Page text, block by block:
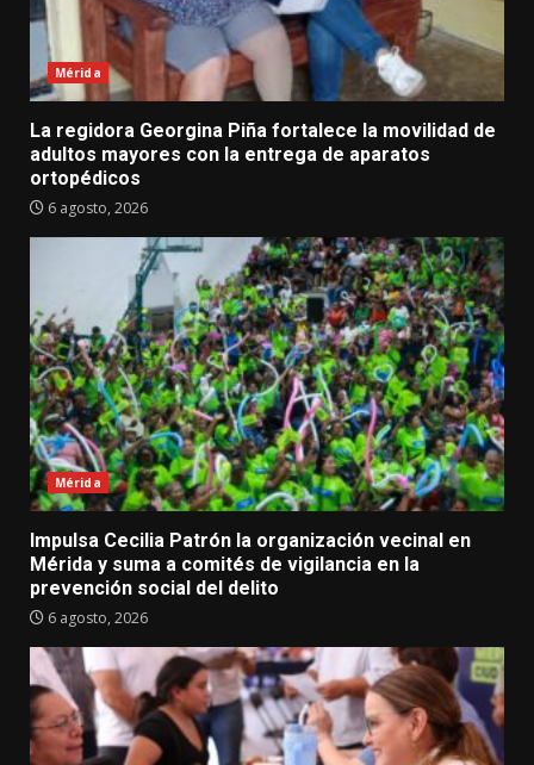
Mérida
La regidora Georgina Piña fortalece la movilidad de
adultos mayores con la entrega de aparatos
ortopédicos
6 agosto, 2026
Mérida
Impulsa Cecilia Patrón la organización vecinal en
Mérida y suma a comités de vigilancia en la
prevención social del delito
6 agosto, 2026